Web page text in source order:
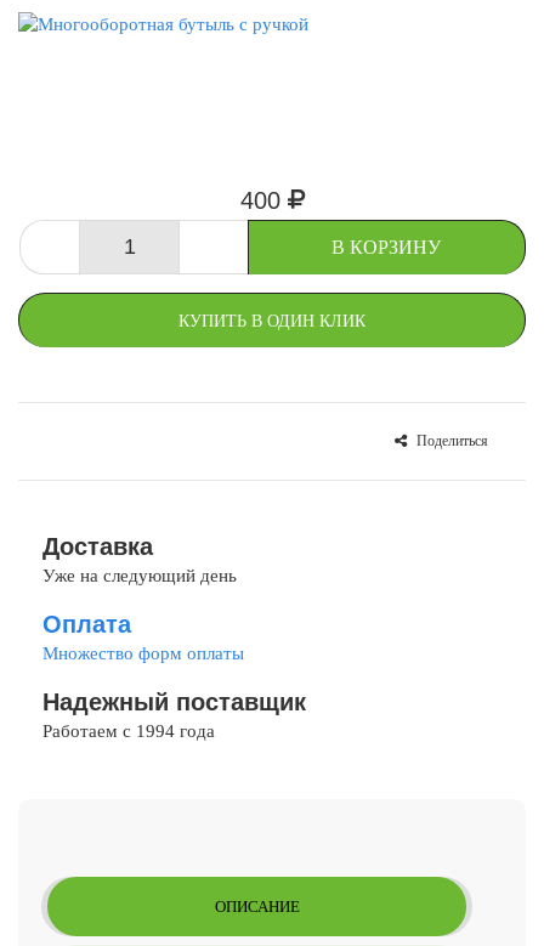
400
В КОРЗИНУ
КУПИТЬ В ОДИН КЛИК
Поделиться
Доставка
Уже на следующий день
Оплата
Множество форм оплаты
Надежный поставщик
Работаем с 1994 года
ОПИСАНИЕ